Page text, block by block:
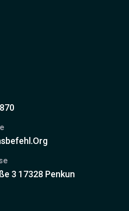
3 17328 Penkun